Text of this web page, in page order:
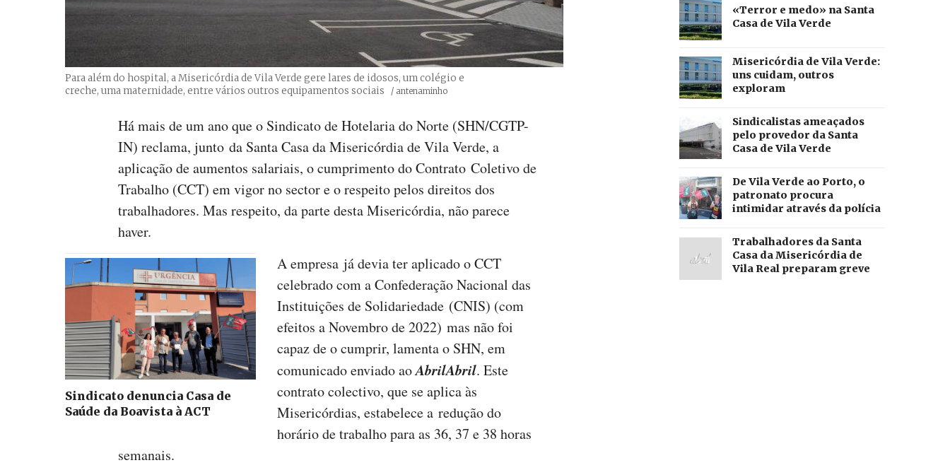
Para além do hospital, a Misericórdia de Vila Verde gere lares de idosos, um colégio e
creche, uma maternidade, entre vários outros equipamentos sociais
Créditos
/ antenaminho
Há mais de um ano que o Sindicato de Hotelaria do Norte (SHN/CGTP-
IN) reclama, junto da Santa Casa da Misericórdia de Vila Verde, a
aplicação de aumentos salariais, o cumprimento do Contrato Coletivo de
Trabalho (CCT) em vigor no sector e o respeito pelos direitos dos
trabalhadores. Mas respeito, da parte desta Misericórdia, não parece
haver.
Sindicato denuncia Casa de
Saúde da Boavista à ACT
A empresa já devia ter aplicado o CCT
celebrado com a Confederação Nacional das
Instituições de Solidariedade (CNIS) (com
efeitos a Novembro de 2022) mas não foi
capaz de o cumprir, lamenta o SHN, em
comunicado enviado aoAbrilAbril. Este
contrato colectivo, que se aplica às
Misericórdias, estabelece a redução do
horário de trabalho para as 36, 37 e 38 horas
semanais.
«Terror e medo» na Santa
Casa de Vila Verde
Misericórdia de Vila Verde:
uns cuidam, outros
exploram
Sindicalistas ameaçados
pelo provedor da Santa
Casa de Vila Verde
De Vila Verde ao Porto, o
patronato procura
intimidar através da polícia
Trabalhadores da Santa
Casa da Misericórdia de
Vila Real preparam greve